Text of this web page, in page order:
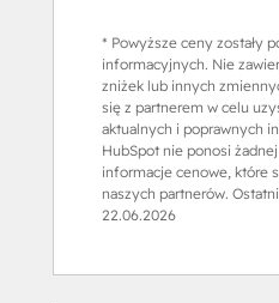
* Powyższe ceny zostały
informacyjnych. Nie
zniżek lub innych
się z partnerem w celu
aktualnych i poprawnych
HubSpot nie ponosi
informacje cenowe, które
naszych partnerów.
22.06.2026